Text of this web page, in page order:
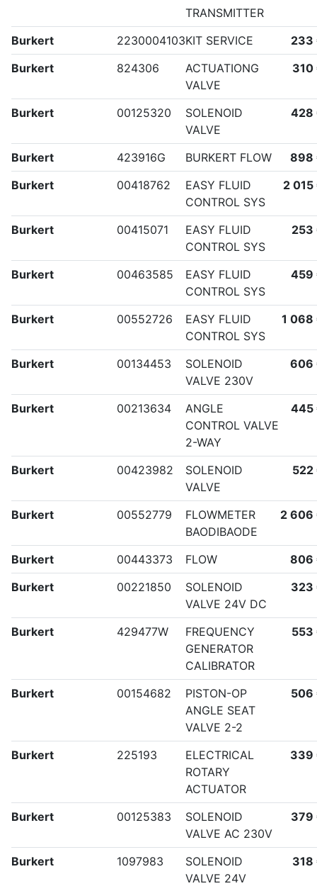
TRANSMITTER
Burkert
2230004103KIT SERVICE
233
Burkert
824306
ACTUATIONG
VALVE
310
Burkert 00125320
SOLENOID
VALVE
428
Burkert 423916G BURKERT FLOW
898
Burkert
00418762
EASY FLUID
CONTROL SYS
2 015
Burkert 00415071
EASY FLUID
CONTROL SYS
253
Burkert 00463585
EASY FLUID
CONTROL SYS
459
Burkert 00552726
EASY FLUID
CONTROL SYS
1 068
Burkert 00134453
SOLENOID
VALVE 230V
606
Burkert 00213634
ANGLE
CONTROL VALVE
2-WAY
445
Burkert 00423982
SOLENOID
VALVE
522
Burkert 00552779
FLOWMETER
BAODIBAODE
2 606
Burkert 00443373 FLOW
806
Burkert
00221850
SOLENOID
VALVE 24V DC
323
Burkert 429477W
FREQUENCY
GENERATOR
CALIBRATOR
553
Burkert 00154682
PISTON-OP
ANGLE SEAT
VALVE 2-2
506
Burkert 225193
ELECTRICAL
ROTARY
ACTUATOR
339
Burkert 00125383
SOLENOID
VALVE AC 230V
379
Burkert 1097983
SOLENOID
VALVE 24V
318